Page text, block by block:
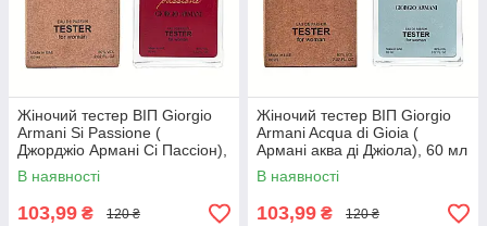
Жіночий тестер ВІП Giorgio
Armani Si Passione (
Джорджіо Армані Сі Пассіон),
60 мл
В наявності
103,99 ₴ 120 ₴
Жіночий тестер ВІП Giorgio
Armani Acqua di Gioia (
Армані аква ді Джіола), 60 мл
В наявності
103,99 ₴ 120 ₴